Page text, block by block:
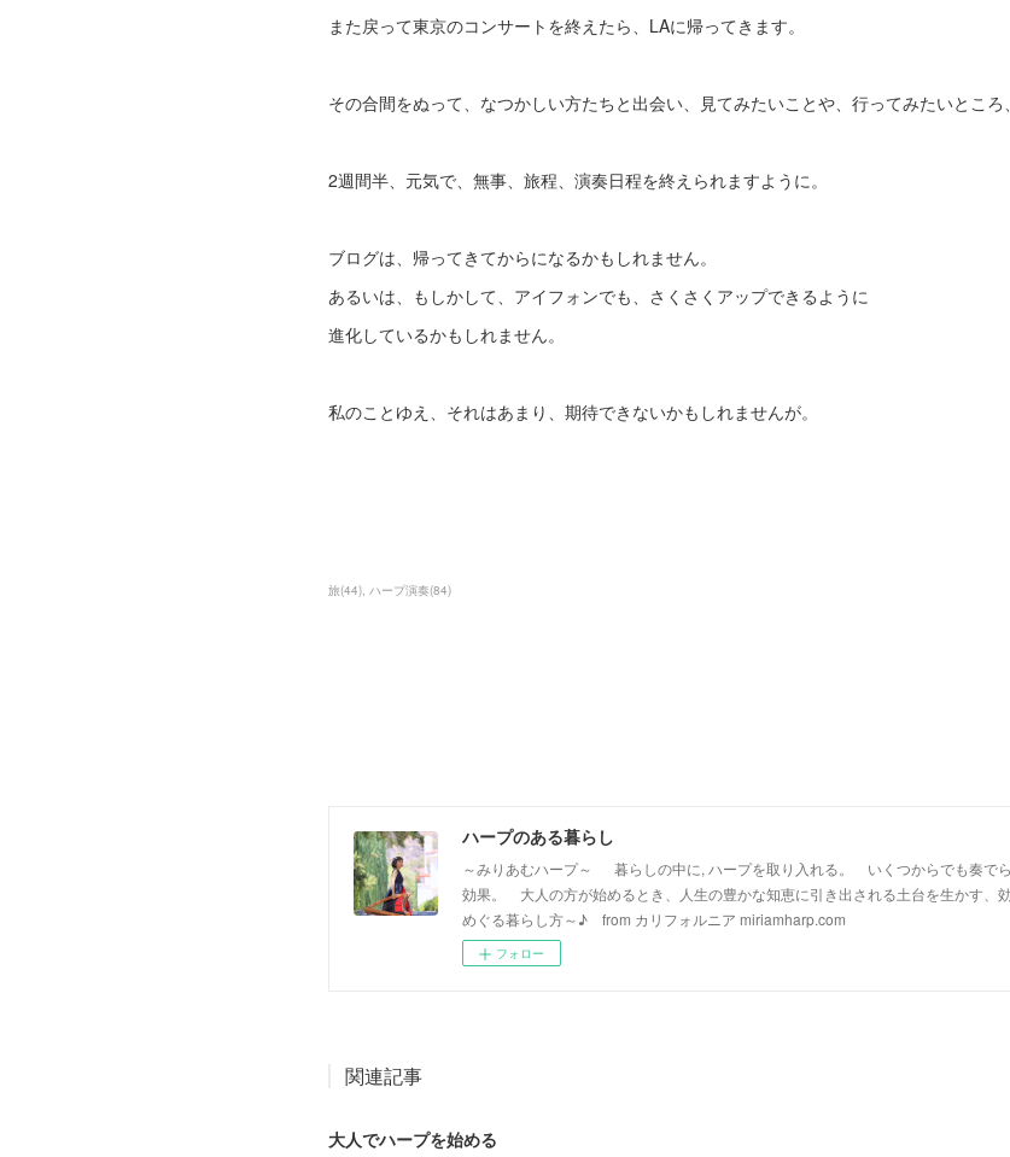
また戻って東京のコンサートを終えたら、LAに帰ってきます。
その合間をぬって、なつかしい方たちと出会い、見てみたいことや、行ってみたいところ、
2週間半、元気で、無事、旅程、演奏日程を終えられますように。
ブログは、帰ってきてからになるかもしれません。
あるいは、もしかして、アイフォンでも、さくさくアップできるように
進化しているかもしれません。
私のことゆえ、それはあまり、期待できないかもしれませんが。
旅(44) ハープ演奏(84)
ハープのある暮らし
～みりあむハープ～ 暮らしの中に, ハープを取り入れる。 いくつからでも奏で
効果。 大人の方が始めるとき、人生の豊かな知恵に引き出される土台を生かす、
めぐる暮らし方～♪ from カリフォルニア miriamharp.com
フォロー
関連記事
大人でハープを始める